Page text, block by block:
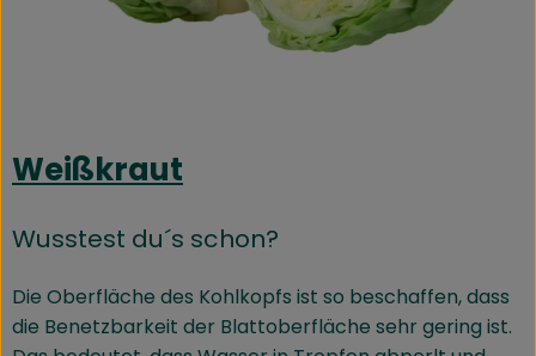
Weißkraut
Wusstest du´s schon?
Die Oberfläche des Kohlkopfs ist so beschaffen, dass
die Benetzbarkeit der Blattoberfläche sehr gering ist.